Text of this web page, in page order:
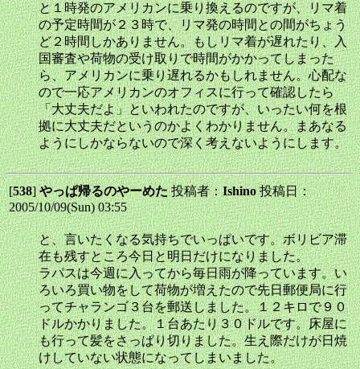
と１時発のアメリカンに乗り換えるのですが、リマ着
の予定時間が２３時で、リマ発の時間との間がちょう
ど２時間しかありません。もしリマ着が遅れたり、入
国審査や荷物の受け取りで時間がかかってしまった
ら、アメリカンに乗り遅れるかもしれません。心配な
ので一応アメリカンのオフィスに行って確認したら
「大丈夫だよ」といわれたのですが、いったい何を根
拠に大丈夫だというのかよくわかりません。まあなる
ようにしかならないので深く考えないようにします。
[538]やっぱ帰るのやーめた投稿者：Ishino投稿日：
2005/10/09(Sun) 03:55
と、言いたくなる気持ちでいっぱいです。ボリビア滞
在も残すところ今日と明日だけになりました。
ラパスは今週に入ってから毎日雨が降っています。い
ろいろ買い物をして荷物が増えたので先日郵便局に行
ってチャランゴ３台を郵送しました。１２キロで９０
ドルかかりました。１台あたり３０ドルです。床屋に
も行って髪をさっぱり切りました。生え際だけが日焼
けしていない状態になってしまいました。